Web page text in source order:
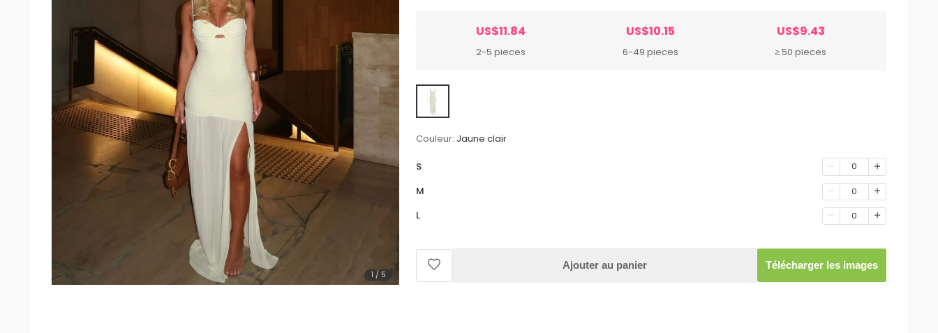
1 / 5
US$11.84
2-5 pieces
US$10.15
6-49 pieces
US$9.43
≥ 50 pieces
Couleur: Jaune clair
S 0
M 0
L 0
Ajouter au panier Télécharger les images